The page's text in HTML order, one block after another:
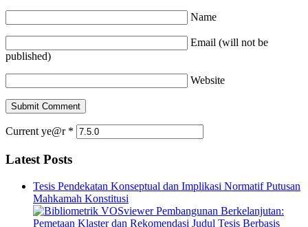
Name
Email (will not be
published)
Website
Current ye@r *
Latest Posts
Tesis Pendekatan Konseptual dan Implikasi Normatif Putusan
Mahkamah Konstitusi